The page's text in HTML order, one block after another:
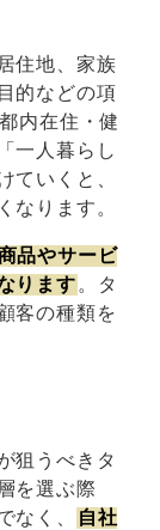
住地、家族
的などの項
内在住・健
一人暮らし
ていくと、
なります。
品やサービ
ります 。タ
客の種類を
狙うべきタ
を選ぶ際
なく、
自社